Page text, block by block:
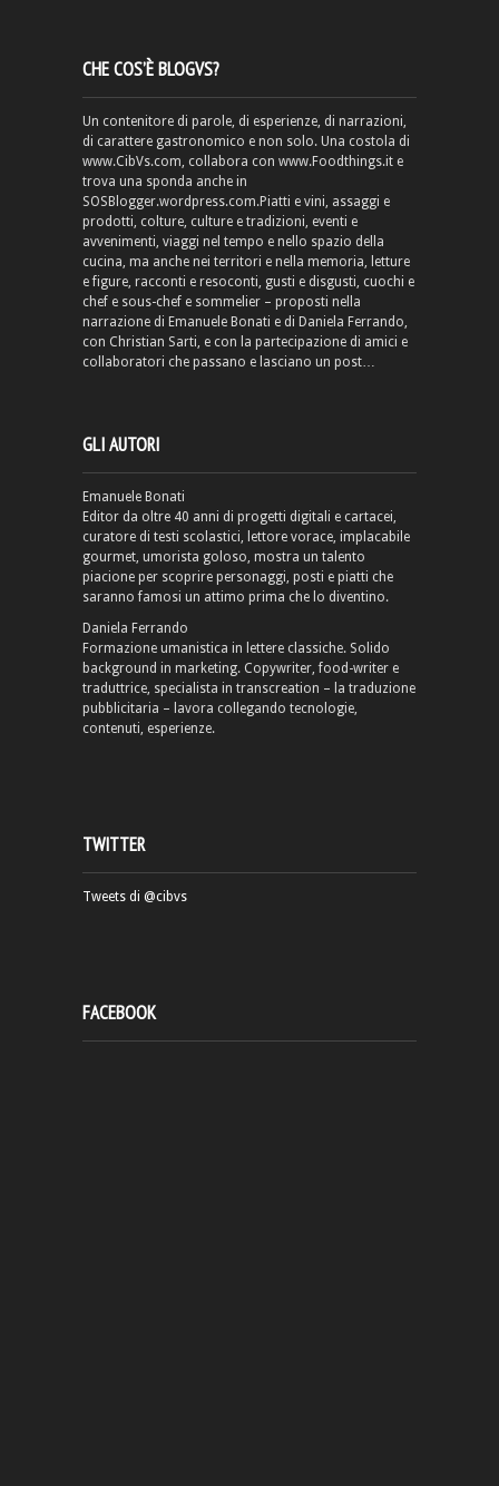
CHE COS’È BLOGVS?
Un contenitore di parole, di esperienze, di narrazioni,
di carattere gastronomico e non solo. Una costola di
www.CibVs.com, collabora con www.Foodthings.it e
trova una sponda anche in
SOSBlogger.wordpress.com.Piatti e vini, assaggi e
prodotti, colture, culture e tradizioni, eventi e
avvenimenti, viaggi nel tempo e nello spazio della
cucina, ma anche nei territori e nella memoria, letture
e figure, racconti e resoconti, gusti e disgusti, cuochi e
chef e sous-chef e sommelier – proposti nella
narrazione di Emanuele Bonati e di Daniela Ferrando,
con Christian Sarti, e con la partecipazione di amici e
collaboratori che passano e lasciano un post…
GLI AUTORI
Emanuele Bonati
Editor da oltre 40 anni di progetti digitali e cartacei,
curatore di testi scolastici, lettore vorace, implacabile
gourmet, umorista goloso, mostra un talento
piacione per scoprire personaggi, posti e piatti che
saranno famosi un attimo prima che lo diventino.
Daniela Ferrando
Formazione umanistica in lettere classiche. Solido
background in marketing. Copywriter, food-writer e
traduttrice, specialista in transcreation – la traduzione
pubblicitaria – lavora collegando tecnologie,
contenuti, esperienze.
TWITTER
Tweets di @cibvs
FACEBOOK